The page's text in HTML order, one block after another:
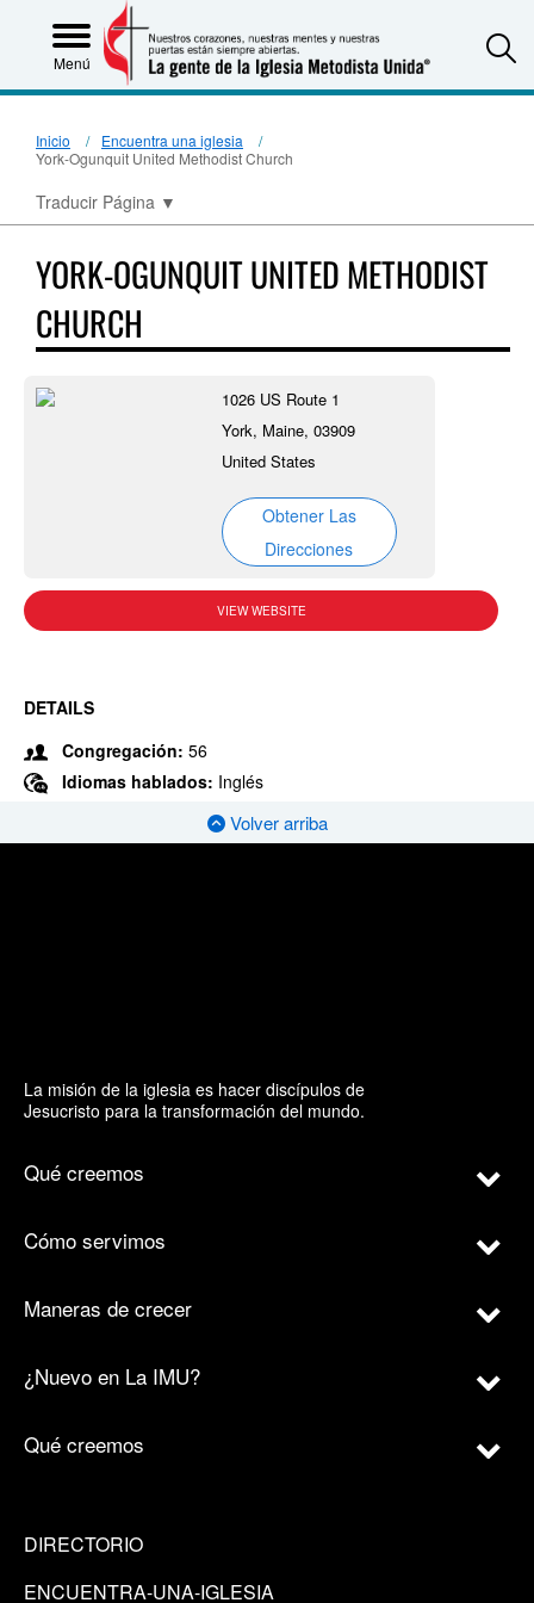
Menú
Inicio
Encuentra una iglesia
York-Ogunquit United Methodist Church
Traducir Página ▼
YORK-OGUNQUIT UNITED METHODIST
CHURCH
1026 US Route 1
York, Maine, 03909
United States
Obtener Las
Direcciones
VIEW WEBSITE
DETAILS
Congregación: 56
Idiomas hablados: Inglés
Volver arriba
La misión de la iglesia es hacer discípulos de
Jesucristo para la transformación del mundo.
Qué creemos
Cómo servimos
Maneras de crecer
¿Nuevo en La IMU?
Qué creemos
DIRECTORIO
ENCUENTRA-UNA-IGLESIA